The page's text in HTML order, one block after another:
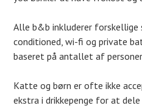
Alle b&b inkluderer forskellige
conditioned, wi-fi og private
baseret på antallet af
Katte og børn er ofte ikke
ekstra i drikkepenge for at